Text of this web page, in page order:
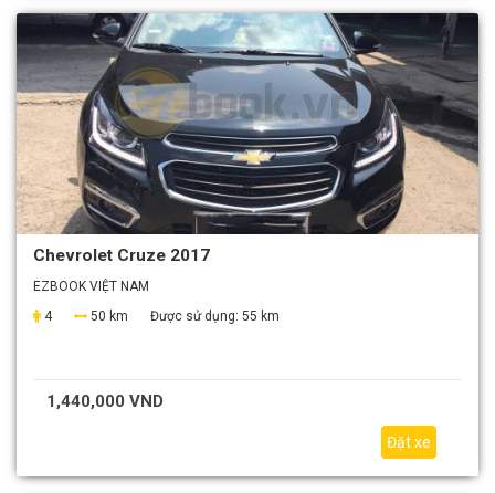
Chevrolet Cruze 2017
EZBOOK VIỆT NAM
4
50 km Được sử dụng: 55 km
1,440,000 VND
Đặt xe